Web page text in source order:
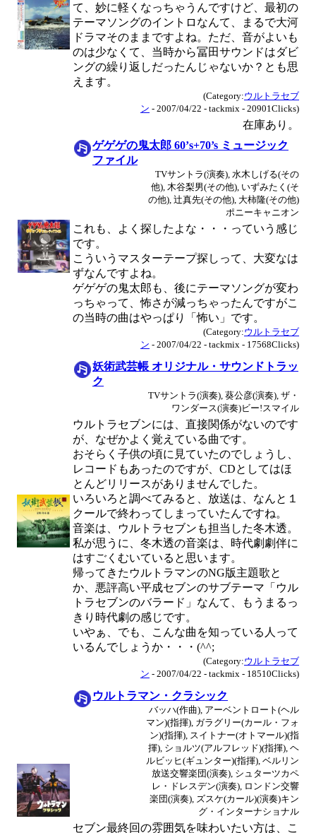
て、妙に軽くなっちゃうんですけど、最初の
テーマソングのイントロなんて、まるで大河
ドラマそのままですよね。ただ、音がよいも
のは少なくて、当時から冨田サウンドはダビ
ングの繰り返しだったんじゃないか？とも思
えます。
(Category:ウルトラセブ
ン - 2007/04/22 - tackmix - 20901Clicks)
在庫あり。
ゲゲゲの鬼太郎 60’s+70’s ミュージック
ファイル
TVサントラ(演奏), 水木しげる(その
他), 木谷梨男(その他), いずみたく(そ
の他), 辻真先(その他), 大柿隆(その他)
ポニーキャニオン
これも、よく探したよな・・・っていう感じ
です。
こういうマスターテープ探しって、大変なは
ずなんですよね。
ゲゲゲの鬼太郎も、後にテーマソングが変わ
っちゃって、怖さが減っちゃったんですがこ
の当時の曲はやっぱり「怖い」です。
(Category:ウルトラセブ
ン - 2007/04/22 - tackmix - 17568Clicks)
妖術武芸帳 オリジナル・サウンドトラッ
ク
TVサントラ(演奏), 葵公彦(演奏), ザ・
ワンダース(演奏)ビー!スマイル
ウルトラセブンには、直接関係がないのです
が、なぜかよく覚えている曲です。
おそらく子供の頃に見ていたのでしょうし、
レコードもあったのですが、CDとしてはほ
とんどリリースがありませんでした。
いろいろと調べてみると、放送は、なんと１
クールで終わってしまっていたんですね。
音楽は、ウルトラセブンも担当した冬木透。
私が思うに、冬木透の音楽は、時代劇劇伴に
はすごくむいていると思います。
帰ってきたウルトラマンのNG版主題歌と
か、悪評高い平成セブンのサブテーマ「ウル
トラセブンのバラード」なんて、もうまるっ
きり時代劇の感じです。
いやぁ、でも、こんな曲を知っている人って
いるんでしょうか・・・(^^;
(Category:ウルトラセブ
ン - 2007/04/22 - tackmix - 18510Clicks)
ウルトラマン・クラシック
バッハ(作曲), アーベントロート(ヘル
マン)(指揮), ガラグリー(カール・フォ
ン)(指揮), スイトナー(オトマール)(指
揮), ショルツ(アルフレッド)(指揮), ヘ
ルビッヒ(ギュンター)(指揮), ベルリン
放送交響楽団(演奏), シュターツカペ
レ・ドレスデン(演奏), ロンドン交響
楽団(演奏), ズスケ(カール)(演奏)キン
グ・インターナショナル
セブン最終回の雰囲気を味わいたい方は、こ